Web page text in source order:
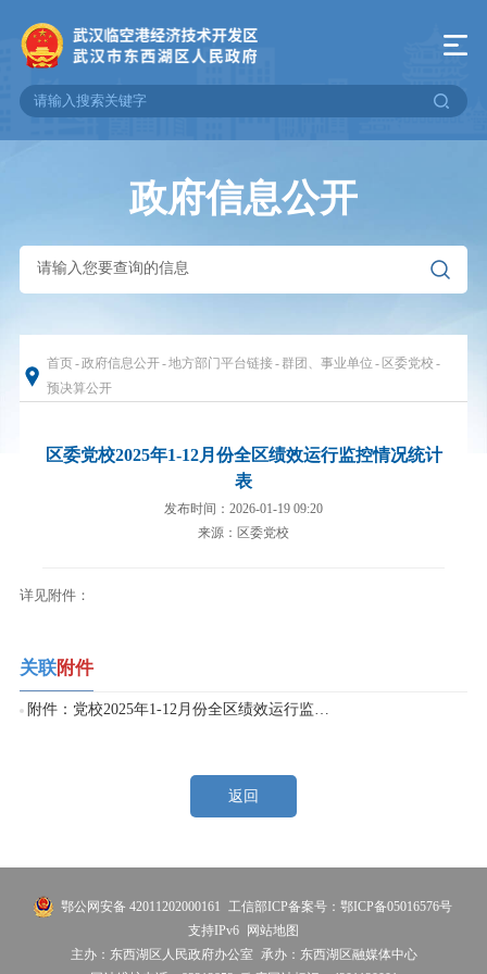
政府信息公开
首页-政府信息公开-地方部门平台链接- 群团、事业单位 - 区委党校 -
预决算公开
区委党校2025年1-12月份全区绩效运行监控情况统计
表
发布时间：2026-01-19 09:20
来源：区委党校
详见附件：
关联附件
附件：党校2025年1-12月份全区绩效运行监控情况统计表.xlsx
返回
鄂公网安备 42011202000161
工信部ICP备案号：鄂ICP备05016576号
支持IPv6 网站地图
主办：东西湖区人民政府办公室
承办：东西湖区融媒体中心